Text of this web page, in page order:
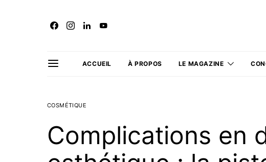
ACCUEIL À PROPOS LE MAGAZINE
COSMÉTIQUE
Complications en